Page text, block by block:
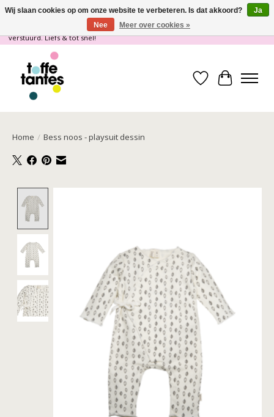
Wij gaan op vakantie! vanaf 4 juli t/m 21 juli worden er geen pakketjes
verstuurd. Liefs & tot snel!
Verlanglijst
Home / Bess noos - playsuit dessin
Wij slaan cookies op om onze website te verbeteren. Is dat akkoord?
Ja
Nee
Meer over cookies »